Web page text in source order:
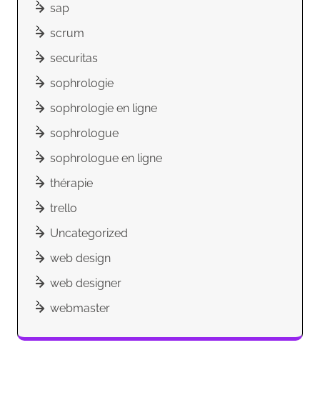
sap
scrum
securitas
sophrologie
sophrologie en ligne
sophrologue
sophrologue en ligne
thérapie
trello
Uncategorized
web design
web designer
webmaster